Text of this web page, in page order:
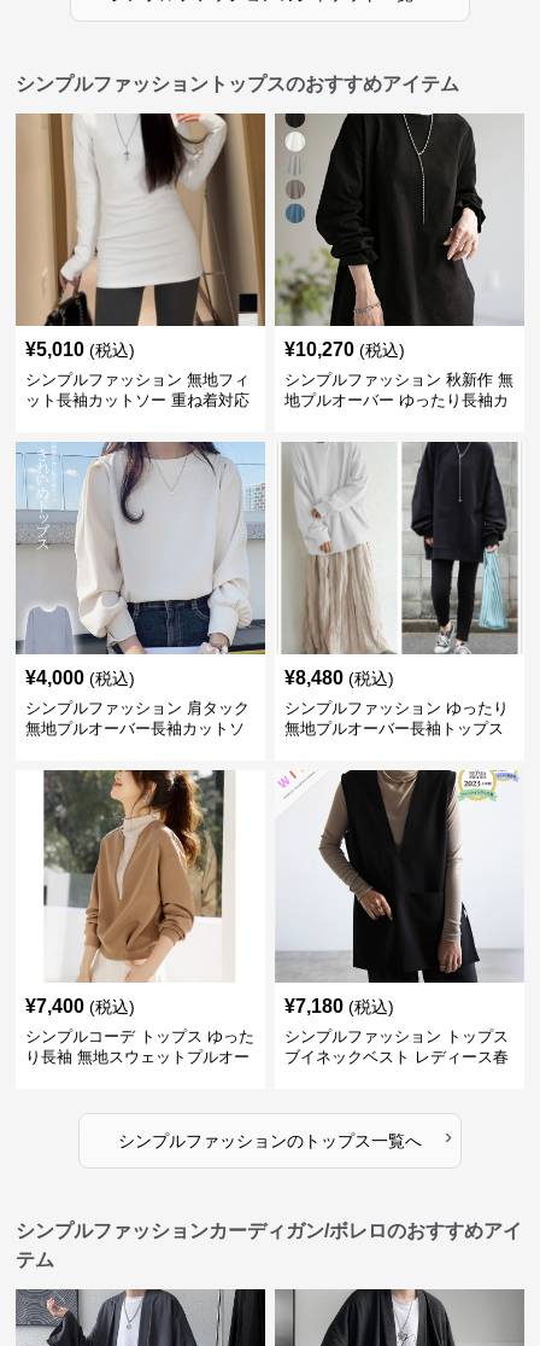
シンプルファッショントップスのおすすめアイテム
¥5,010 (税込)
シンプルファッション 無地フィ
ット長袖カットソー 重ね着対応
¥10,270 (税込)
シンプルファッション 秋新作 無
地プルオーバー ゆったり長袖カ
¥4,000 (税込)
シンプルファッション 肩タック
無地プルオーバー長袖カットソ
¥8,480 (税込)
シンプルファッション ゆったり
無地プルオーバー長袖トップス
¥7,400 (税込)
シンプルコーデ トップス ゆった
り長袖 無地スウェットプルオー
¥7,180 (税込)
シンプルファッション トップス
ブイネックベスト レディース春
シンプルファッションのトップス一覧へ ›
シンプルファッションカーディガン/ボレロのおすすめアイ
テム